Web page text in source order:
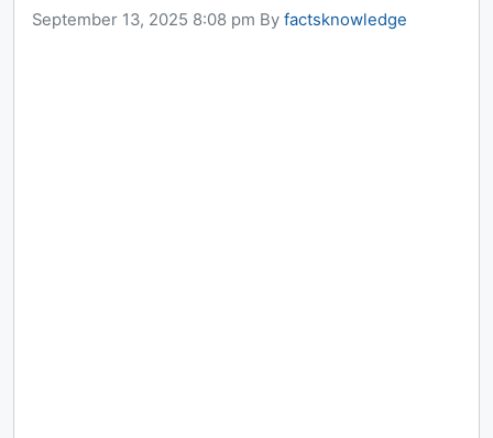
September 13, 2025 8:08 pm By factsknowledge